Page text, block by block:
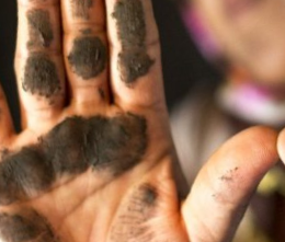
Valeurs
Équipes et
fonctionnement
Le réseau dans le monde
Nos alliés
Je soutiens les Amis de la
Terre